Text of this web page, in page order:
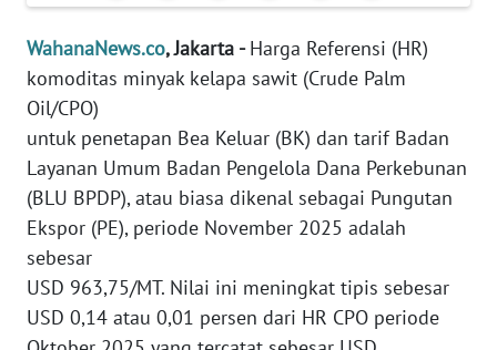
WahanaNews.co, Jakarta -Harga Referensi (HR)
komoditas minyak kelapa sawit (Crude Palm
Oil/CPO)
untuk penetapan Bea Keluar (BK) dan tarif Badan
Layanan Umum Badan Pengelola Dana Perkebunan
(BLU BPDP), atau biasa dikenal sebagai Pungutan
Ekspor (PE), periode November 2025 adalah
sebesar
USD 963,75/MT. Nilai ini meningkat tipis sebesar
USD 0,14 atau 0,01 persen dari HR CPO periode
Informasi
INDEKS
BERITA
KONTAK
KAMI
INFO
IKLAN
KAMI